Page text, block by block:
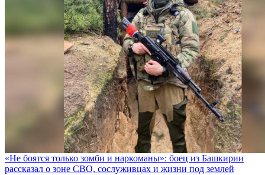
«Не боятся только зомби и наркоманы»: боец из Башкирии
рассказал о зоне СВО, сослуживцах и жизни под землей